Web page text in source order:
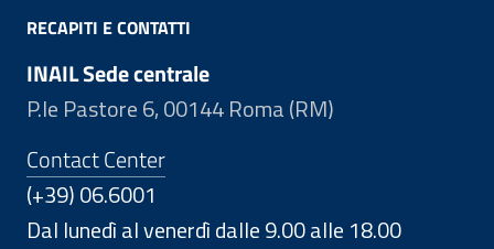
RECAPITI E CONTATTI
INAIL Sede centrale
P.le Pastore 6, 00144 Roma (RM)
Contact Center
(+39) 06.6001
Dal lunedì al venerdì dalle 9.00 alle 18.00